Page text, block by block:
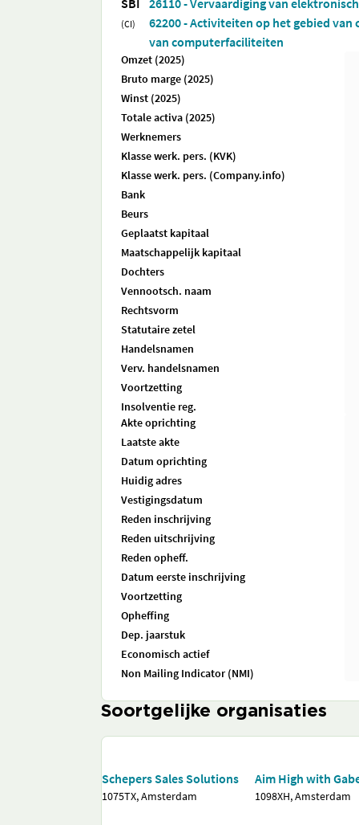
SBI
(CI)
26110 - Vervaardiging van
62200 - Activiteiten op het gebied
van computerfaciliteiten
Omzet (2025)
Bruto marge (2025)
Winst (2025)
Totale activa (2025)
Werknemers
Klasse werk. pers. (KVK)
Klasse werk. pers. (Company.info)
Bank
Beurs
Geplaatst kapitaal
Maatschappelijk kapitaal
Dochters
Vennootsch. naam
Rechtsvorm
Statutaire zetel
Handelsnamen
Verv. handelsnamen
Voortzetting
Insolventie reg.
Akte oprichting
Laatste akte
Datum oprichting
Huidig adres
Vestigingsdatum
Reden inschrijving
Reden uitschrijving
Reden opheff.
Datum eerste inschrijving
Voortzetting
Opheffing
Dep. jaarstuk
Economisch actief
Non Mailing Indicator (NMI)
Soortgelijke organisaties
Schepers Sales Solutions
1075TX, Amsterdam
Aim High with
1098XH, Amsterdam